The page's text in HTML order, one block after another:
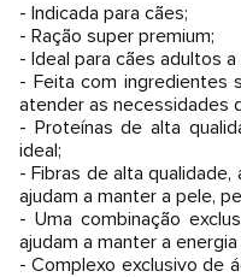
- Indicada para cães;
- Ração super premium;
- Ideal para cães adultos
- Feita com ingredientes
atender as necessidades
- Proteínas de alta
ideal;
- Fibras de alta
ajudam a manter a pele,
- Uma combinação
ajudam a manter a
- Complexo exclusivo de